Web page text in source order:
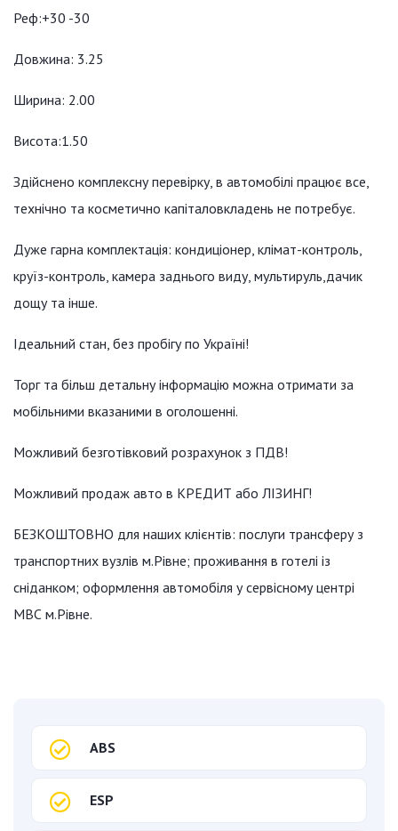
Реф:+30 -30
Довжина: 3.25
Ширина: 2.00
Висота:1.50
Здійснено комплексну перевірку, в автомобілі працює все,
технічно та косметично капіталовкладень не потребує.
Дуже гарна комплектація: кондиціонер, клімат-контроль,
круїз-контроль, камера заднього виду, мультируль,дачик
дощу та інше.
Ідеальний стан, без пробігу по Україні!
Торг та більш детальну інформацію можна отримати за
мобільними вказаними в оголошенні.
Можливий безготівковий розрахунок з ПДВ!
Можливий продаж авто в КРЕДИТ або ЛІЗИНГ!
БЕЗКОШТОВНО для наших клієнтів: послуги трансферу з
транспортних вузлів м.Рівне; проживання в готелі із
сніданком; оформлення автомобіля у сервісному центрі
МВС м.Рівне.
ABS
ESP